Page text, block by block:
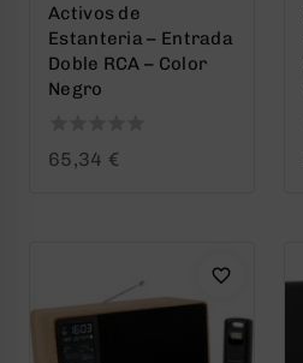
Activos de
Estanteria – Entrada
Doble RCA – Color
Negro
0
65,34 €